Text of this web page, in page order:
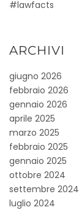
#lawfacts
ARCHIVI
giugno 2026
febbraio 2026
gennaio 2026
aprile 2025
marzo 2025
febbraio 2025
gennaio 2025
ottobre 2024
settembre 2024
luglio 2024